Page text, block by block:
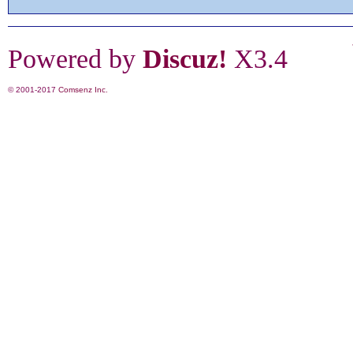
Powered by Discuz! X3.4
© 2001-2017 Comsenz Inc.